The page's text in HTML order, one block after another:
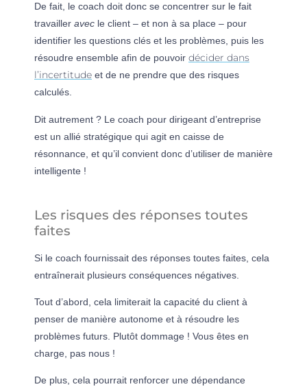
De fait, le coach doit donc se concentrer sur le fait
travailler avec le client – et non à sa place – pour
identifier les questions clés et les problèmes, puis les
résoudre ensemble afin de pouvoir décider dans
l’incertitude et de ne prendre que des risques
calculés.
Dit autrement ? Le coach pour dirigeant d’entreprise
est un allié stratégique qui agit en caisse de
résonnance, et qu’il convient donc d’utiliser de manière
intelligente !
Les risques des réponses toutes
faites
Si le coach fournissait des réponses toutes faites, cela
entraînerait plusieurs conséquences négatives.
Tout d’abord, cela limiterait la capacité du client à
penser de manière autonome et à résoudre les
problèmes futurs. Plutôt dommage ! Vous êtes en
charge, pas nous !
De plus, cela pourrait renforcer une dépendance